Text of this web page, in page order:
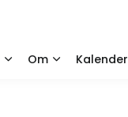
Om Kalender